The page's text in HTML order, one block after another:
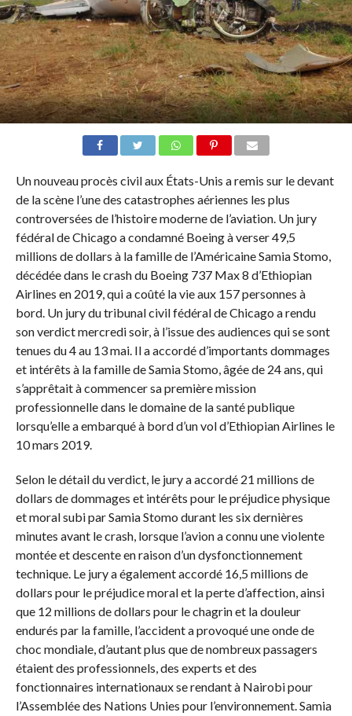
Un nouveau procès civil aux États-Unis a remis sur le devant
de la scène l’une des catastrophes aériennes les plus
controversées de l’histoire moderne de l’aviation. Un jury
fédéral de Chicago a condamné Boeing à verser 49,5
millions de dollars à la famille de l’Américaine Samia Stomo,
décédée dans le crash du Boeing 737 Max 8 d’Ethiopian
Airlines en 2019, qui a coûté la vie aux 157 personnes à
bord. Un jury du tribunal civil fédéral de Chicago a rendu
son verdict mercredi soir, à l’issue des audiences qui se sont
tenues du 4 au 13 mai. Il a accordé d’importants dommages
et intérêts à la famille de Samia Stomo, âgée de 24 ans, qui
s’apprêtait à commencer sa première mission
professionnelle dans le domaine de la santé publique
lorsqu’elle a embarqué à bord d’un vol d’Ethiopian Airlines le
10 mars 2019.
Selon le détail du verdict, le jury a accordé 21 millions de
dollars de dommages et intérêts pour le préjudice physique
et moral subi par Samia Stomo durant les six dernières
minutes avant le crash, lorsque l’avion a connu une violente
montée et descente en raison d’un dysfonctionnement
technique. Le jury a également accordé 16,5 millions de
dollars pour le préjudice moral et la perte d’affection, ainsi
que 12 millions de dollars pour le chagrin et la douleur
endurés par la famille, l’accident a provoqué une onde de
choc mondiale, d’autant plus que de nombreux passagers
étaient des professionnels, des experts et des
fonctionnaires internationaux se rendant à Nairobi pour
l’Assemblée des Nations Unies pour l’environnement. Samia